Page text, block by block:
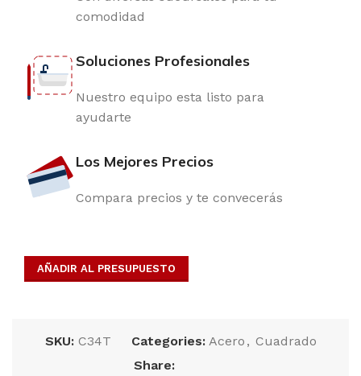
comodidad
Soluciones Profesionales
Nuestro equipo esta listo para
ayudarte
Los Mejores Precios
Compara precios y te convecerás
AÑADIR AL PRESUPUESTO
SKU: C34T Categories: Acero , Cuadrado
Share: